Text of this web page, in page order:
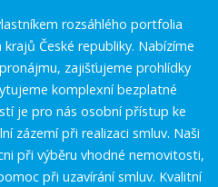
rozsáhlého portfolia
České republiky. Nabízíme
zajišťujeme prohlídky
komplexní bezplatné
je pro nás osobní přístup ke
zázemí při realizaci smluv. Naši
při výběru vhodné nemovitosti,
při uzavírání smluv. Kvalitní